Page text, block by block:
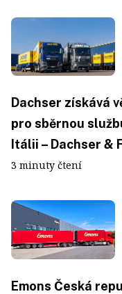
Dachser získává
pro sběrnou
Itálii – Dachser &
3 minuty čtení
Emons Česká